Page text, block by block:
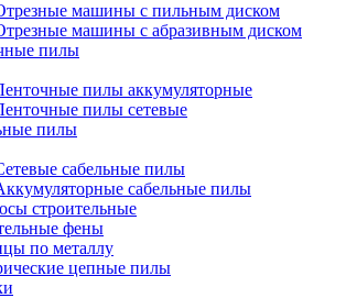
машины с пильным диском
машины с абразивным диском
пилы
пилы аккумуляторные
пилы сетевые
пилы
сабельные пилы
сабельные пилы
строительные
фены
по металлу
цепные пилы